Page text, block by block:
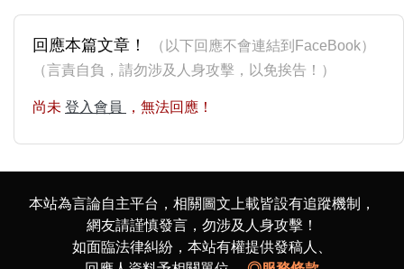
回應本篇文章！
（以下回應不會連結到FaceBook）
（言責自負，請勿涉及人身攻擊，以免挨告！）
尚未 登入會員 ，無法回應！
本站為言論自主平台，相關圖文上載皆設有追蹤機制，
網友請謹慎發言，勿涉及人身攻擊！
如面臨法律糾紛，本站有權提供發稿人、